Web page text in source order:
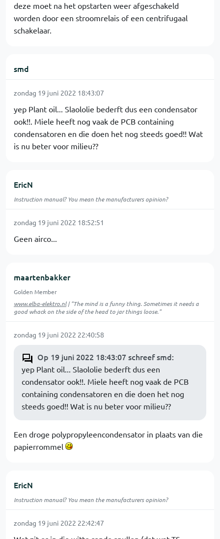
deze moet na het opstarten weer afgeschakeld
worden door een stroomrelais of een centrifugaal
schakelaar.
smd
zondag 19 juni 2022 18:43:07
yep Plant oil... Slaololie bederft dus een condensator
ook!!. Miele heeft nog vaak de PCB containing
condensatoren en die doen het nog steeds goed!! Wat
is nu beter voor milieu??
EricN
Instruction manual? You mean the manufacturers opinion?
zondag 19 juni 2022 18:52:51
Geen airco...
maartenbakker
Golden Member
www.elba-elektro.nl| "The mind is a funny thing. Sometimes it needs a
good whack on the side of the head to jar things loose."
zondag 19 juni 2022 22:40:58
Op 19 juni 2022 18:43:07 schreef smd:
yep Plant oil... Slaololie bederft dus een
condensator ook!!. Miele heeft nog vaak de PCB
containing condensatoren en die doen het nog
steeds goed!! Wat is nu beter voor milieu??
Een droge polypropyleencondensator in plaats van die
papierrommel
EricN
Instruction manual? You mean the manufacturers opinion?
zondag 19 juni 2022 22:42:47